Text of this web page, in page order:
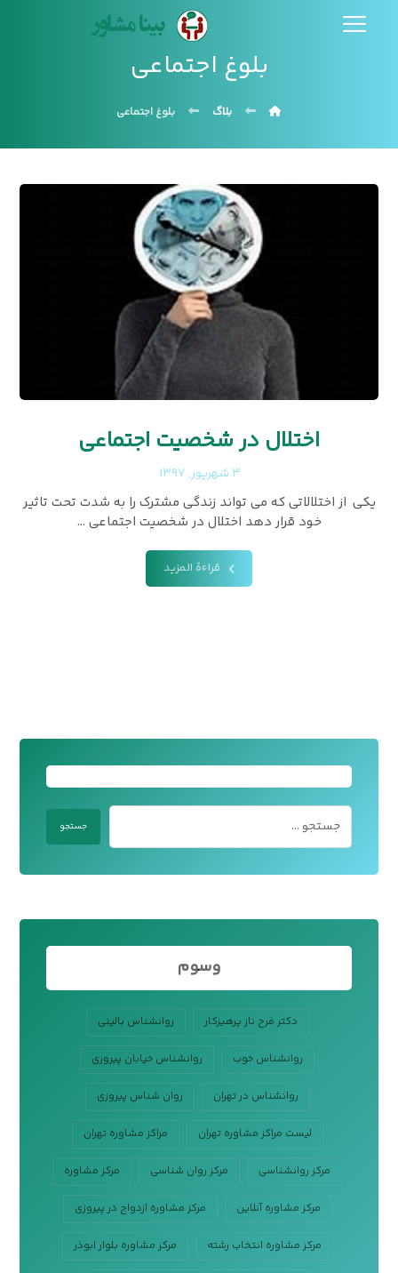
بلوغ اجتماعی
بلاگ بلوغ اجتماعی
اختلال در شخصیت اجتماعی
۳ شهریور, ۱۳۹۷
یکی از اختلالاتی که می تواند زندگی مشترک را به شدت تحت تاثیر
خود قرار دهد اختلال در شخصیت اجتماعی ...
قراءة المزيد
وسوم
دکتر فرح ناز پرهیزکار روانشناس بالینی
روانشناس خوب روانشناس خیابان پیروزی
روانشناس در تهران روان شناس پیروزی
لیست مراکز مشاوره تهران مراکز مشاوره تهران
مرکز روانشناسی مرکز روان شناسی مرکز مشاوره
مرکز مشاوره آنلاین مرکز مشاوره ازدواج در پیروزی
مرکز مشاوره انتخاب رشته مرکز مشاوره بلوار ابوذر